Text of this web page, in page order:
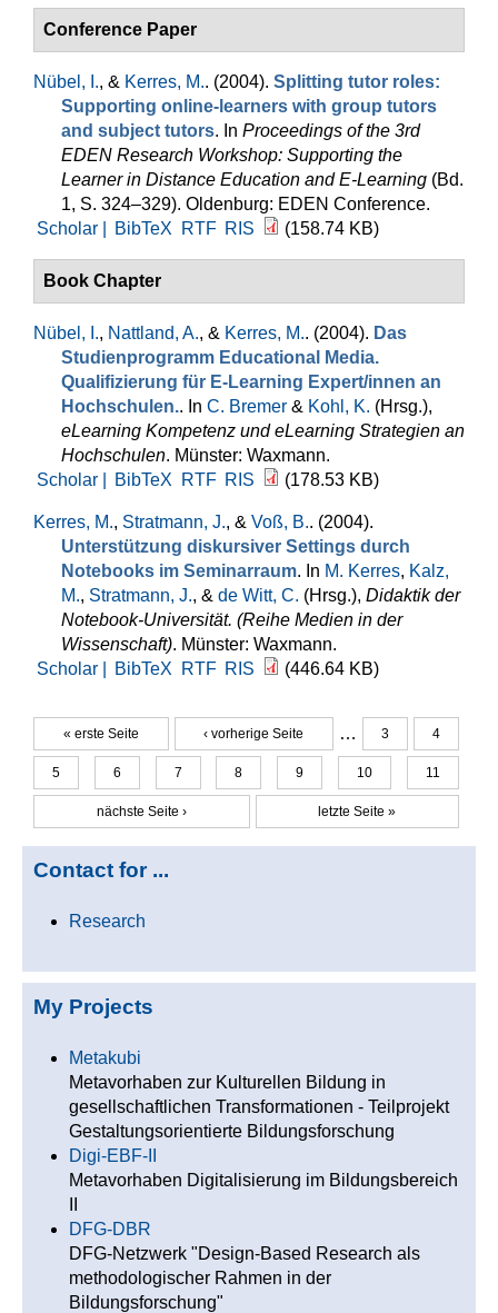
Conference Paper
Nübel, I., & Kerres, M.. (2004). Splitting tutor roles:
Supporting online-learners with group tutors
and subject tutors. In Proceedings of the 3rd
EDEN Research Workshop: Supporting the
Learner in Distance Education and E-Learning (Bd.
1, S. 324–329). Oldenburg: EDEN Conference.
Scholar |
BibTeX RTF RIS (158.74 KB)
Book Chapter
Nübel, I., Nattland, A., & Kerres, M.. (2004). Das
Studienprogramm Educational Media.
Qualifizierung für E-Learning Expert/innen an
Hochschulen.. In C. Bremer & Kohl, K. (Hrsg.),
eLearning Kompetenz und eLearning Strategien an
Hochschulen. Münster: Waxmann.
Scholar |
BibTeX RTF RIS (178.53 KB)
Kerres, M., Stratmann, J., & Voß, B.. (2004).
Unterstützung diskursiver Settings durch
Notebooks im Seminarraum. In M. Kerres, Kalz,
M., Stratmann, J., & de Witt, C. (Hrsg.), Didaktik der
Notebook-Universität. (Reihe Medien in der
Wissenschaft). Münster: Waxmann.
Scholar |
BibTeX RTF RIS (446.64 KB)
Seiten
« erste Seite ‹ vorherige Seite … 3 4
5 6 7 8 9 10 11
nächste Seite › letzte Seite »
Contact for ...
Research
My Projects
Metakubi
Metavorhaben zur Kulturellen Bildung in
gesellschaftlichen Transformationen - Teilprojekt
Gestaltungsorientierte Bildungsforschung
Digi-EBF-II
Metavorhaben Digitalisierung im Bildungsbereich
DFG-DBR
DFG-Netzwerk "Design-Based Research als
methodologischer Rahmen in der
Bildungsforschung"